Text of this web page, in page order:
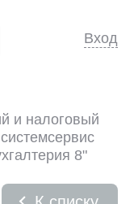
Вход
и налоговый
8"